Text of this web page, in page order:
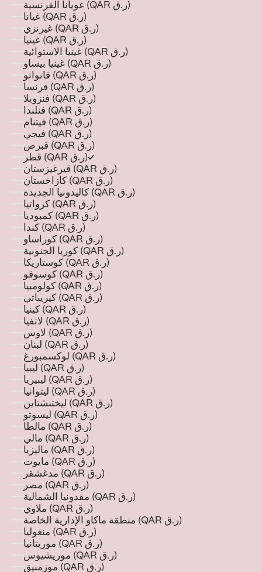
غويانا الفرنسية (QAR ر.ق)
غيانا (QAR ر.ق)
غيرنزي (QAR ر.ق)
غينيا (QAR ر.ق)
غينيا الاستوائية (QAR ر.ق)
غينيا بيساو (QAR ر.ق)
فانواتو (QAR ر.ق)
فرنسا (QAR ر.ق)
فنزويلا (QAR ر.ق)
فنلندا (QAR ر.ق)
فيتنام (QAR ر.ق)
فيجي (QAR ر.ق)
قبرص (QAR ر.ق)
قطر (QAR ر.ق)
قيرغيزستان (QAR ر.ق)
كازاخستان (QAR ر.ق)
كاليدونيا الجديدة (QAR ر.ق)
كرواتيا (QAR ر.ق)
كمبوديا (QAR ر.ق)
كندا (QAR ر.ق)
كوراساو (QAR ر.ق)
كوريا الجنوبية (QAR ر.ق)
كوستاريكا (QAR ر.ق)
كوسوفو (QAR ر.ق)
كولومبيا (QAR ر.ق)
كيريباتي (QAR ر.ق)
كينيا (QAR ر.ق)
لاتفيا (QAR ر.ق)
لاوس (QAR ر.ق)
لبنان (QAR ر.ق)
لوكسمبورغ (QAR ر.ق)
ليبيا (QAR ر.ق)
ليبيريا (QAR ر.ق)
ليتوانيا (QAR ر.ق)
ليختنشتاين (QAR ر.ق)
ليسوتو (QAR ر.ق)
مالطا (QAR ر.ق)
مالي (QAR ر.ق)
ماليزيا (QAR ر.ق)
مايوت (QAR ر.ق)
مدغشقر (QAR ر.ق)
مصر (QAR ر.ق)
مقدونيا الشمالية (QAR ر.ق)
ملاوي (QAR ر.ق)
منطقة ماكاو الإدارية الخاصة (QAR ر.ق)
منغوليا (QAR ر.ق)
موريتانيا (QAR ر.ق)
موريشيوس (QAR ر.ق)
موزمبيق (QAR ر.ق)